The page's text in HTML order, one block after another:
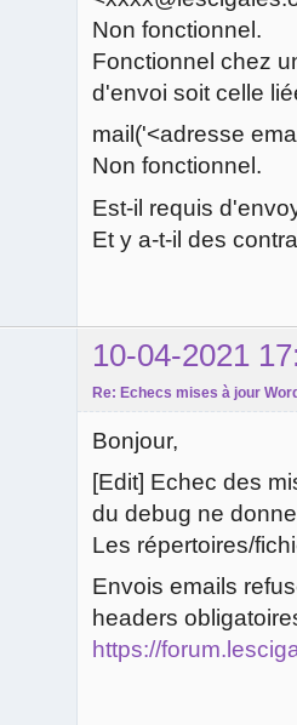
Non fonctionnel.
Fonctionnel chez
d'envoi soit celle
mail('<adresse
Non fonctionnel.
Est-il requis
Et y a-t-il des
10-04-2021
Re: Echecs mises à jour
Bonjour,
[Edit] Echec des
du debug ne
Les répertoires/
Envois emails
headers
https://